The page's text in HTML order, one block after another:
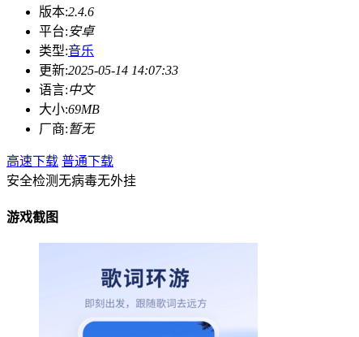
版本:2.4.6
平台:安卓
类型:音乐
更新:2025-05-14 14:07:33
语言:中文
大小:69MB
厂商:暂无
高速下载 普通下载
安全检测无病毒无外挂
游戏截图